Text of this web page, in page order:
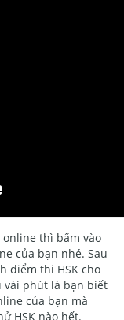
online thì bấm vào
của bạn nhé. Sau
điểm thi HSK cho
vài phút là bạn biết
của bạn mà
HSK nào hết.